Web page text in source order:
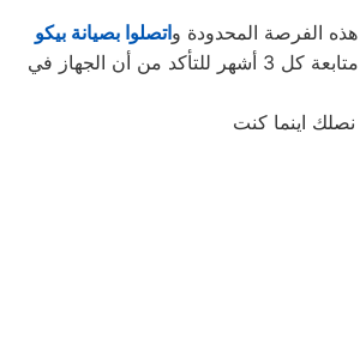
الفرصة المحدودة واتصلوا بصيانة بيكو
لتأخذوا حقكُم في عروض صيانة الأجهزة المنزلية قبل افتراقهُ منَّا! ستحتاجون إلى كل ما تطلبونه من صيانة وتجديد الجهاز، وإصلاح جميع الأعطال. كما يلزم متابعة كل 3 أشهر للتأكد من أن الجهاز في
نصلك اينما كنت